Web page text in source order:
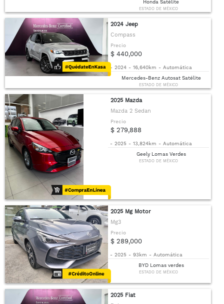
Honda Satélite
ESTADO DE MÉXICO
2024 Jeep
Compass
Precio
$ 440,000
- 2024 - 16,640km - Automática
Mercedes-Benz Autosat Satélite
ESTADO DE MÉXICO
2025 Mazda
Mazda 2 Sedan
Precio
$ 279,888
- 2025 - 13,824km - Automática
Geely Lomas Verdes
ESTADO DE MÉXICO
2025 Mg Motor
Mg3
Precio
$ 289,000
- 2025 - 93km - Automática
BYD Lomas verdes
ESTADO DE MÉXICO
2025 Fiat